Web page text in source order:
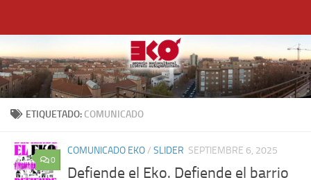
ETIQUETADO: COMUNICADO
0
COMUNICADO EKO/ SLIDER SEPTIEMBRE 6, 2025
Defiende el Eko. Defiende el barrio